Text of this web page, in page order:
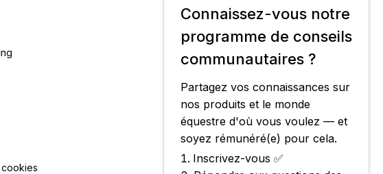
Connaissez-vous notre
programme de conseils
communautaires ?
Partagez vos connaissances sur
nos produits et le monde
équestre d'où vous voulez — et
soyez rémunéré(e) pour cela.
Inscrivez-vous ✅